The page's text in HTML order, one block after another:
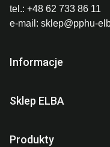
tel.: +48 62 733 86 11
e-mail: sklep@pphu-
Informacje
Sklep ELBA
Produkty